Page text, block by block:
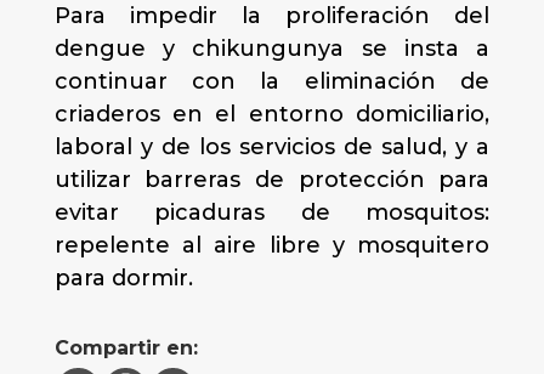
Para impedir la proliferación del
dengue y chikungunya se insta a
continuar con la eliminación de
criaderos en el entorno domiciliario,
laboral y de los servicios de salud, y a
utilizar barreras de protección para
evitar picaduras de mosquitos:
repelente al aire libre y mosquitero
para dormir.
Compartir en: